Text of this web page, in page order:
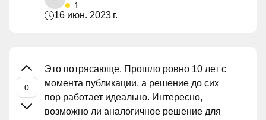
1
16 июн. 2023 г.
Это потрясающе. Прошло ровно 10 лет с
момента публикации, а решение до сих
пор работает идеально. Интересно,
возможно ли аналогичное решение для